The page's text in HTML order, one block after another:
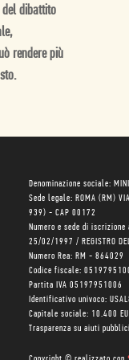
dibattito
rendere più
Denominazione sociale:
Sede legale: ROMA (RM)
939) - CAP 00172
Numero e sede di
25/02/1997 / REGISTRO
Numero Rea: RM - 864029
Codice fiscale:
Partita IVA 05197951006
Identificativo univoco:
Capitale sociale: 10.400
Trasparenza su aiuti pubblici